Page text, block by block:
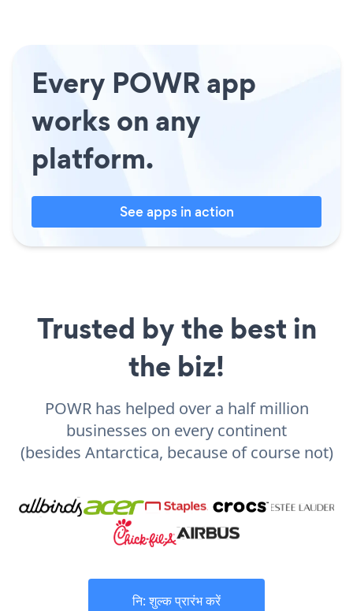
Every POWR app
works on any
platform.
See apps in action
Trusted by the best in
the biz!
POWR has helped over a half million
businesses on every continent
(besides Antarctica, because of course not)
नि: शुल्क प्रारंभ करें